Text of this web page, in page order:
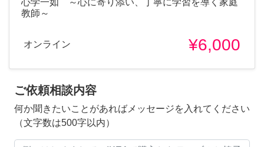
教師～
オンライン ¥6,000
ご依頼相談内容
何か聞きたいことがあればメッセージを入れてください
（文字数は500字以内）